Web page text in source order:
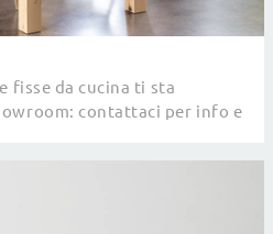
fisse da cucina ti sta
contattaci per info e